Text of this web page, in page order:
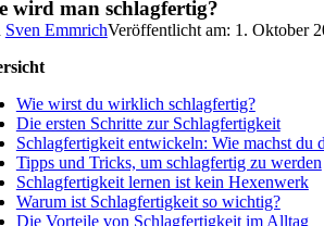
wird man schlagfertig?
Sven EmmrichVeröffentlicht am: 1. Oktober
Wie wirst du wirklich schlagfertig?
Die ersten Schritte zur Schlagfertigkeit
Schlagfertigkeit entwickeln: Wie machst du
Tipps und Tricks, um schlagfertig zu werden
Schlagfertigkeit lernen ist kein Hexenwerk
Warum ist Schlagfertigkeit so wichtig?
Die Vorteile von Schlagfertigkeit im Alltag